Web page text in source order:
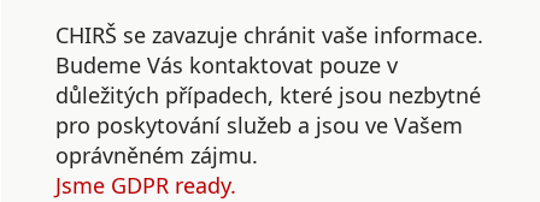
CHIRŠ se zavazuje chránit vaše informace.
Budeme Vás kontaktovat pouze v
důležitých případech, které jsou nezbytné
pro poskytování služeb a jsou ve Vašem
oprávněném zájmu.
Jsme GDPR ready.